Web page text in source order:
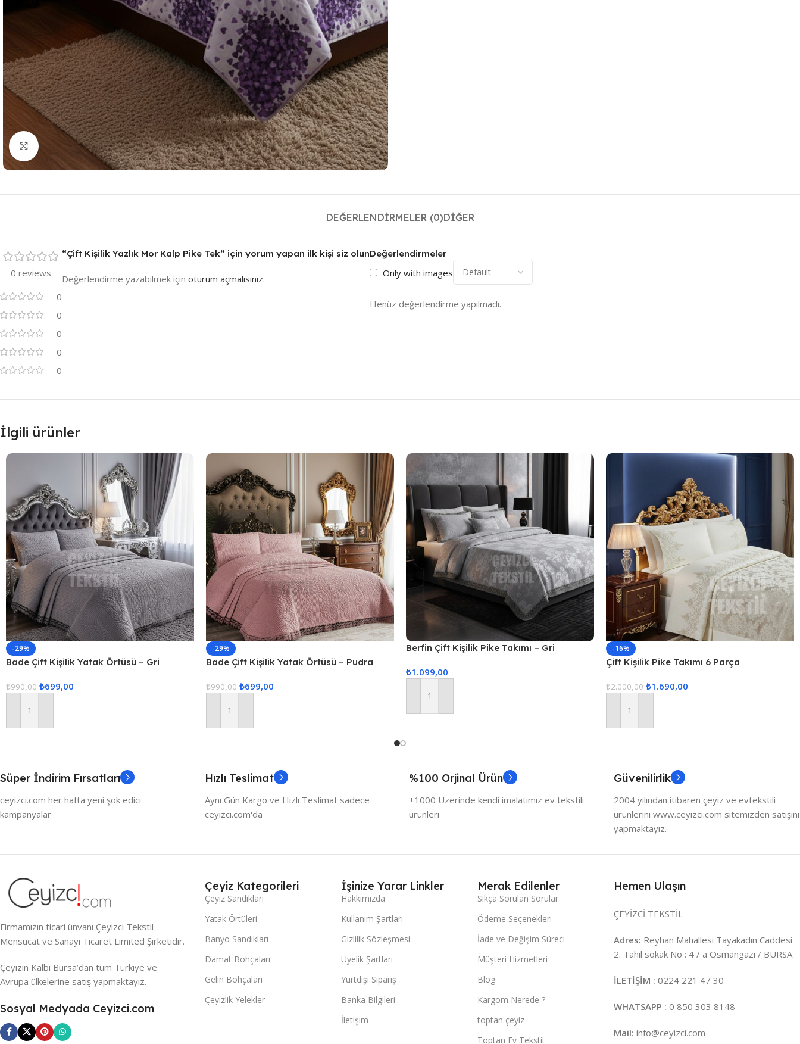
Resmi Büyüt
DEĞERLENDIRMELER (0)DIĞER
0 reviews
0
0
0
0
0
Değerlendirmeler
Only with images
Henüz değerlendirme yapılmadı.
“Çift Kişilik Yazlık Mor Kalp Pike Tek” için yorum yapan ilk kişi siz olun
Değerlendirme yazabilmek için oturum açmalısınız.
İlgili ürünler
-29%
Bade Çift Kişilik Yatak Örtüsü – Gri
₺990,00 ₺699,00
Sepete Ekle
-29%
Bade Çift Kişilik Yatak Örtüsü – Pudra
₺990,00 ₺699,00
Sepete Ekle
Berfin Çift Kişilik Pike Takımı – Gri
₺1.099,00
Sepete Ekle
-16%
Çift Kişilik Pike Takımı 6 Parça
₺2.000,00 ₺1.690,00
Sepete Ekle
Süper İndirim Fırsatları
ceyizci.com her hafta yeni şok edici
kampanyalar
Hızlı Teslimat
Aynı Gün Kargo ve Hızlı Teslimat sadece
ceyizci.com'da
%100 Orjinal Ürün
+1000 Üzerinde kendi imalatımız ev tekstili
ürünleri
Güvenilirlik
2004 yılından itibaren çeyiz ve evtekstili
ürünlerini www.ceyizci.com sitemizden satışını
yapmaktayız.
Firmamızın ticari ünvanı Çeyizci Tekstil
Mensucat ve Sanayi Ticaret Limited Şirketidir.
Çeyizin Kalbi Bursa’dan tüm Türkiye ve
Avrupa ülkelerine satış yapmaktayız.
Sosyal Medyada Ceyizci.com
Çeyiz Kategorileri
Çeyiz Sandıkları
Yatak Örtüleri
Banyo Sandıkları
Damat Bohçaları
Gelin Bohçaları
Çeyizlik Yelekler
İşinize Yarar Linkler
Hakkımızda
Kullanım Şartları
Gizlilik Sözleşmesi
Üyelik Şartları
Yurtdışı Sipariş
Banka Bilgileri
İletişim
Merak Edilenler
Sıkça Sorulan Sorular
Ödeme Seçenekleri
İade ve Değişim Süreci
Müşteri Hizmetleri
Blog
Kargom Nerede ?
toptan çeyiz
Toptan Ev Tekstil
Hemen Ulaşın
ÇEYİZCİ TEKSTİL
Adres: Reyhan Mahallesi Tayakadın Caddesi
2. Tahıl sokak No : 4 / a Osmangazi / BURSA
İLETİŞİM : 0224 221 47 30
WHATSAPP : 0 850 303 8148
Mail: info@ceyizci.com